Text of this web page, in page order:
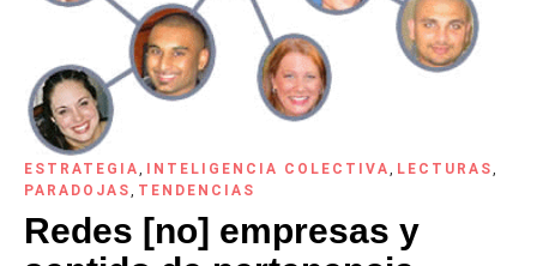
ESTRATEGIA, INTELIGENCIA COLECTIVA, LECTURAS,
PARADOJAS, TENDENCIAS
Redes [no] empresas y